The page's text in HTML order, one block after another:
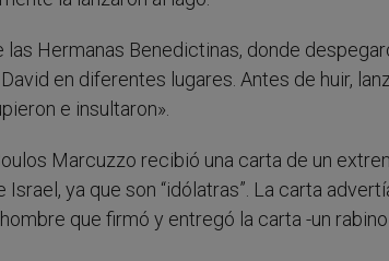
Hermanas Benedictinas, donde
en diferentes lugares. Antes de huir,
e insultaron».
Marcuzzo recibió una carta de un
ya que son “idólatras”. La carta
que firmó y entregó la carta -un